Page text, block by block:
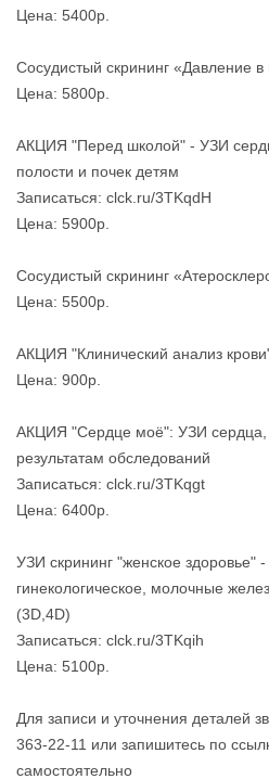
Цена: 5400р.
Сосудистый скрининг «Давление
Цена: 5800р.
АКЦИЯ "Перед школой" - УЗИ
полости и почек детям
Записаться: clck.ru/3TKqdH
Цена: 5900р.
Сосудистый скрининг
Цена: 5500р.
АКЦИЯ "Клинический анализ
Цена: 900р.
АКЦИЯ "Сердце моё": УЗИ сердца,
результатам обследований
Записаться: clck.ru/3TKqgt
Цена: 6400р.
УЗИ скрининг "женское здоровье" -
гинекологическое, молочные
(3D,4D)
Записаться: clck.ru/3TKqih
Цена: 5100р.
Для записи и уточнения деталей
363-22-11 или запишитесь по
самостоятельно